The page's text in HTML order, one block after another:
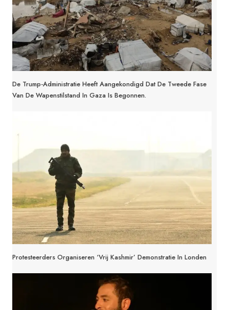
De Trump-Administratie Heeft Aangekondigd Dat De Tweede Fase
Van De Wapenstilstand In Gaza Is Begonnen.
Protesteerders Organiseren ‘Vrij Kashmir’ Demonstratie In Londen